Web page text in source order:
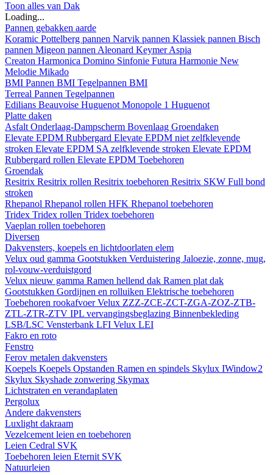
Toon alles van Dak
Loading...
Pannen gebakken aarde
Koramic Pottelberg pannen Narvik pannen Klassiek pannen Bisch
pannen Migeon pannen Aleonard KeymerAspia
Creaton Harmonica Domino Sinfonie Futura Harmonie New
Melodie Mikado
BMI Pannen BMI Tegelpannen BMI
Terreal Pannen Tegelpannen
Edilians Beauvoise Huguenot Monopole 1 Huguenot
Platte daken
Asfalt Onderlaag-Dampscherm Bovenlaag Groendaken
Elevate EPDM Rubbergard Elevate EPDM niet zelfklevende
stroken Elevate EPDM SA zelfklevende stroken Elevate EPDM
Rubbergard rollen Elevate EPDM Toebehoren
Groendak
Resitrix Resitrix rollen Resitrix toebehoren Resitrix SKW Full bond
stroken
Rhepanol Rhepanol rollen HFK Rhepanol toebehoren
Tridex Tridex rollen Tridex toebehoren
Vaeplan rollen toebehoren
Diversen
Dakvensters, koepels en lichtdoorlaten elem
Velux oud gamma Gootstukken Verduistering Jaloezie, zonne, mug,
rol-vouw-verduistgord
Velux nieuw gamma Ramen hellend dak Ramen plat dak
Gootstukken Gordijnen en rolluiken Elektrische toebehoren
Toebehoren rookafvoerVelux ZZZ-ZCE-ZCT-ZGA-ZOZ-ZTB-
ZTL-ZTR-ZTV IPL vervangingsbeglazing Binnenbekleding
LSB/LSC Vensterbank LFI Velux LEI
Fakro en roto
Fenstro
Ferov metalen dakvensters
Koepels Koepels Opstanden Ramen en spindels Skylux IWindow2
Skylux Skyshade zonwering Skymax
Lichtstraten en verandaplaten
Pergolux
Andere dakvensters
Luxlight dakraam
Vezelcement leien en toebehoren
Leien Cedral SVK
Toebehoren leien Eternit SVK
Natuurleien